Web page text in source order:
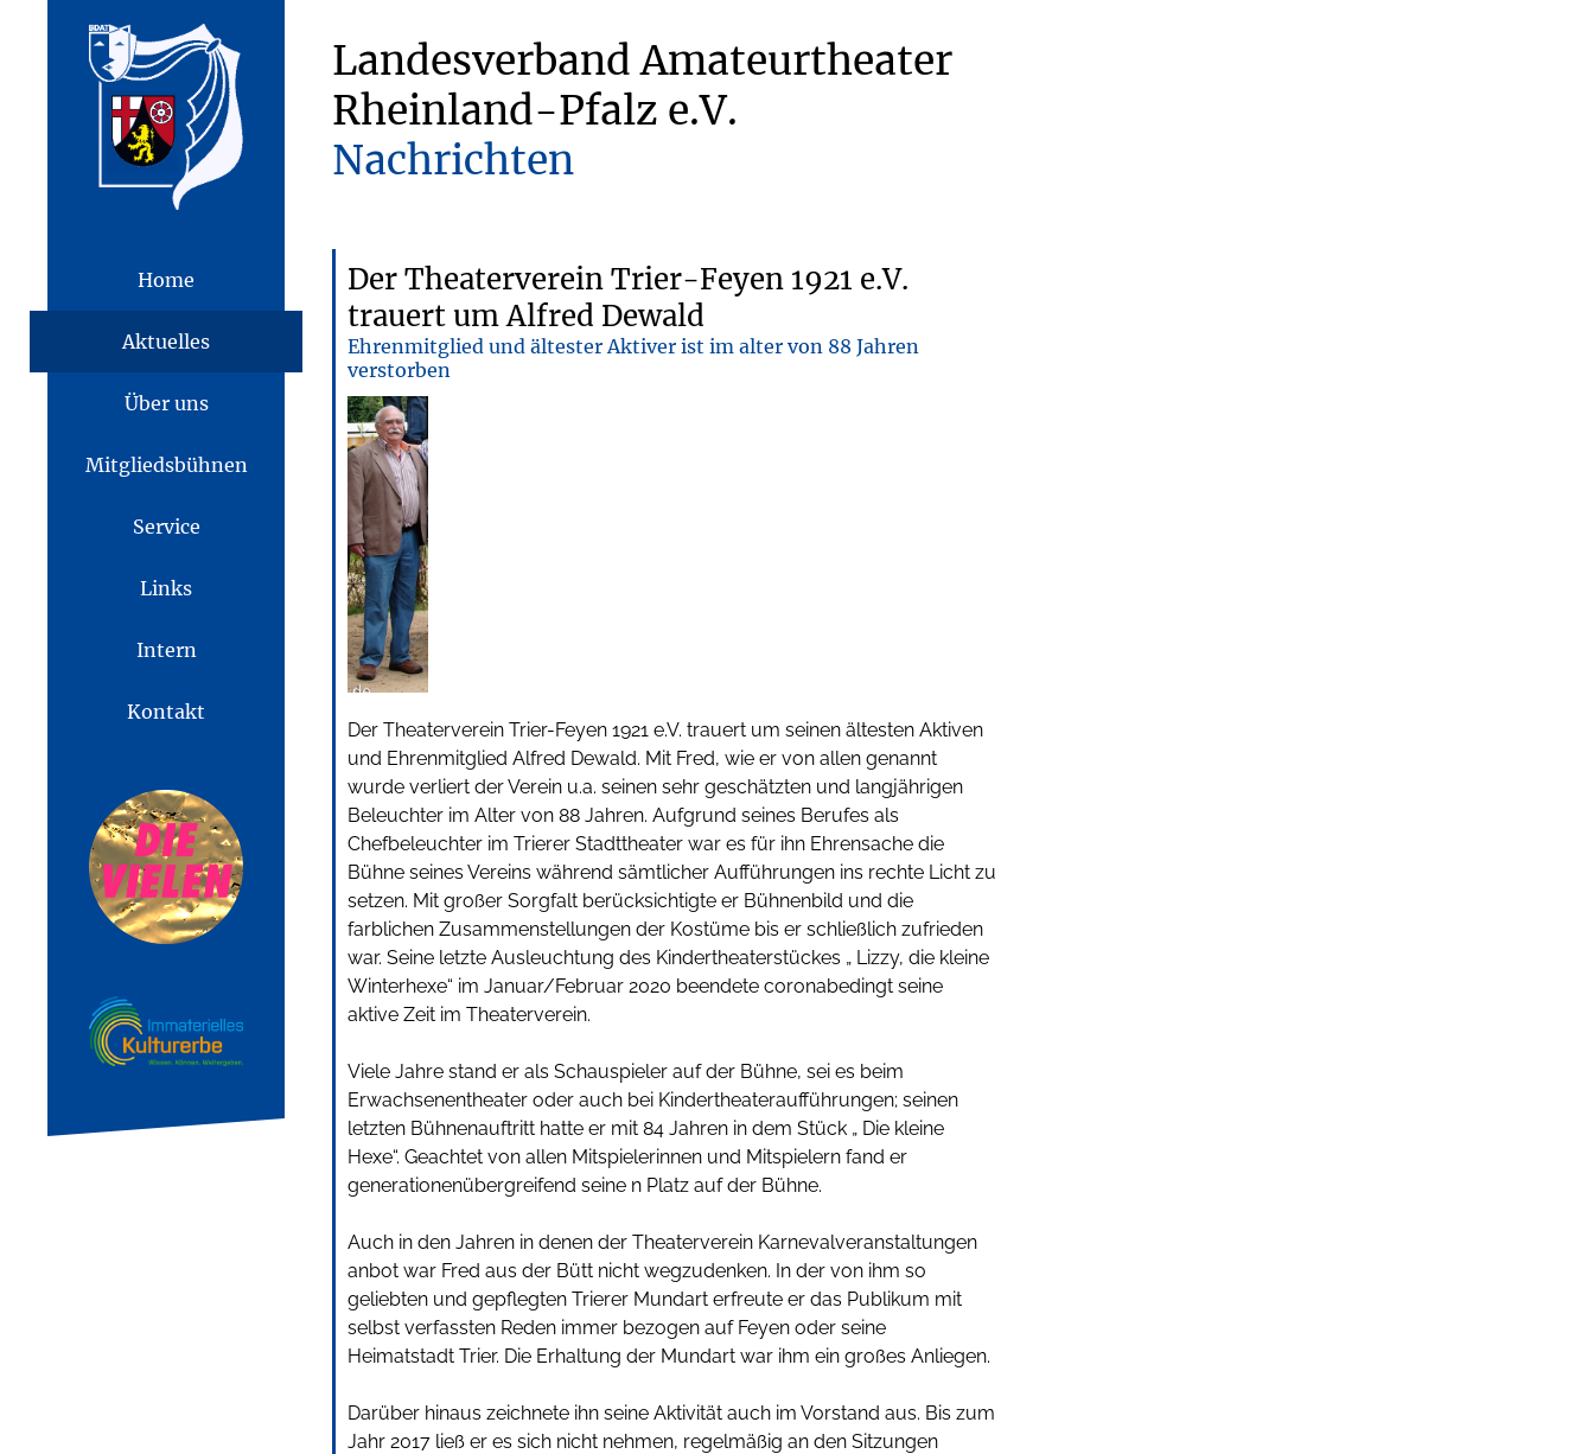
Home
Aktuelles
Über uns
Mitgliedsbühnen
Service
Links
Intern
Kontakt
Landesverband Amateurtheater
Rheinland-Pfalz e.V.
Nachrichten
Der Theaterverein Trier-Feyen 1921 e.V.
trauert um Alfred Dewald
Ehrenmitglied und ältester Aktiver ist im alter von 88 Jahren
verstorben
Der Theaterverein Trier-Feyen 1921 e.V. trauert um seinen ältesten Aktiven
und Ehrenmitglied Alfred Dewald. Mit Fred, wie er von allen genannt
wurde verliert der Verein u.a. seinen sehr geschätzten und langjährigen
Beleuchter im Alter von 88 Jahren. Aufgrund seines Berufes als
Chefbeleuchter im Trierer Stadttheater war es für ihn Ehrensache die
Bühne seines Vereins während sämtlicher Aufführungen ins rechte Licht zu
setzen. Mit großer Sorgfalt berücksichtigte er Bühnenbild und die
farblichen Zusammenstellungen der Kostüme bis er schließlich zufrieden
war. Seine letzte Ausleuchtung des Kindertheaterstückes „ Lizzy, die kleine
Winterhexe“ im Januar/Februar 2020 beendete coronabedingt seine
aktive Zeit im Theaterverein.
Viele Jahre stand er als Schauspieler auf der Bühne, sei es beim
Erwachsenentheater oder auch bei Kindertheateraufführungen; seinen
letzten Bühnenauftritt hatte er mit 84 Jahren in dem Stück „ Die kleine
Hexe“. Geachtet von allen Mitspielerinnen und Mitspielern fand er
generationenübergreifend seine n Platz auf der Bühne.
Auch in den Jahren in denen der Theaterverein Karnevalveranstaltungen
anbot war Fred aus der Bütt nicht wegzudenken. In der von ihm so
geliebten und gepflegten Trierer Mundart erfreute er das Publikum mit
selbst verfassten Reden immer bezogen auf Feyen oder seine
Heimatstadt Trier. Die Erhaltung der Mundart war ihm ein großes Anliegen.
Darüber hinaus zeichnete ihn seine Aktivität auch im Vorstand aus. Bis zum
Jahr 2017 ließ er es sich nicht nehmen, regelmäßig an den Sitzungen